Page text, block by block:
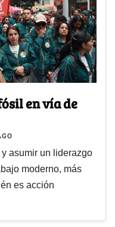
en vía de
asumir un liderazgo
moderno, más
es acción